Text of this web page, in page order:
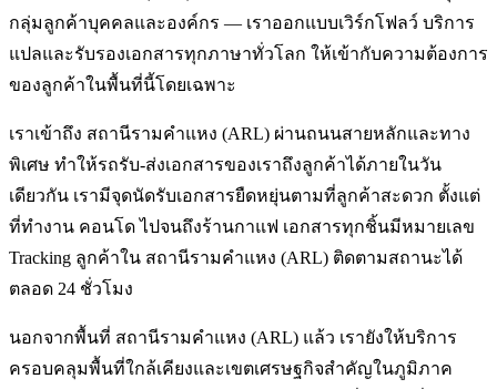
กลุ่มลูกค้าบุคคลและองค์กร — เราออกแบบเวิร์กโฟลว์ บริการ
แปลและรับรองเอกสารทุกภาษาทั่วโลก ให้เข้ากับความต้องการ
ของลูกค้าในพื้นที่นี้โดยเฉพาะ
เราเข้าถึง สถานีรามคำแหง (ARL) ผ่านถนนสายหลักและทาง
พิเศษ ทำให้รถรับ-ส่งเอกสารของเราถึงลูกค้าได้ภายในวัน
เดียวกัน เรามีจุดนัดรับเอกสารยืดหยุ่นตามที่ลูกค้าสะดวก ตั้งแต่
ที่ทำงาน คอนโด ไปจนถึงร้านกาแฟ เอกสารทุกชิ้นมีหมายเลข
Tracking ลูกค้าใน สถานีรามคำแหง (ARL) ติดตามสถานะได้
ตลอด 24 ชั่วโมง
นอกจากพื้นที่ สถานีรามคำแหง (ARL) แล้ว เรายังให้บริการ
ครอบคลุมพื้นที่ใกล้เคียงและเขตเศรษฐกิจสำคัญในภูมิภาค